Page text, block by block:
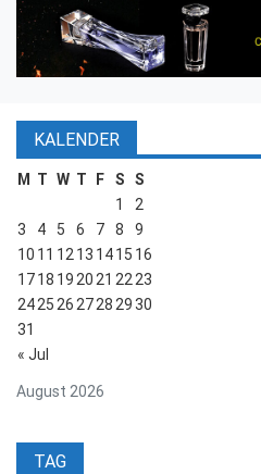
KALENDER
August 2026
M T W T F S S
« Jul
1
2
3
4 5 6 7 8
9
10 11 1213 1415 16
1718 192021 2223
24252627282930
31
TAG